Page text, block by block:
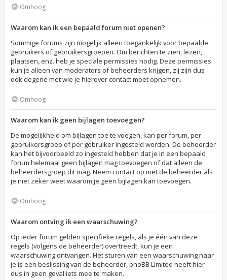
Omhoog
Waarom kan ik een bepaald forum niet openen?
Sommige forums zijn mogelijk alleen toegankelijk voor bepaalde
gebruikers of gebruikersgroepen. Om berichten te zien, lezen,
plaatsen, enz. heb je speciale permissies nodig. Deze permissies
kun je alleen van moderators of beheerders krijgen, zij zijn dus
ook degene met wie je hierover contact moet opnemen.
Omhoog
Waarom kan ik geen bijlagen toevoegen?
De mogelijkheid om bijlagen toe te voegen, kan per forum, per
gebruikersgroep of per gebruiker ingesteld worden. De beheerder
kan het bijvoorbeeld zo ingesteld hebben dat je in een bepaald
forum helemaal geen bijlagen mag toevoegen of dat alleen de
beheerdersgroep dit mag. Neem contact op met de beheerder als
je niet zeker weet waarom je geen bijlagen kan toevoegen.
Omhoog
Waarom ontving ik een waarschuwing?
Op ieder forum gelden specifieke regels, als je één van deze
regels (volgens de beheerder) overtreedt, kun je een
waarschuwing ontvangen. Het sturen van een waarschuwing naar
je is een beslissing van de beheerder, phpBB Limited heeft hier
dus in geen geval iets mee te maken.